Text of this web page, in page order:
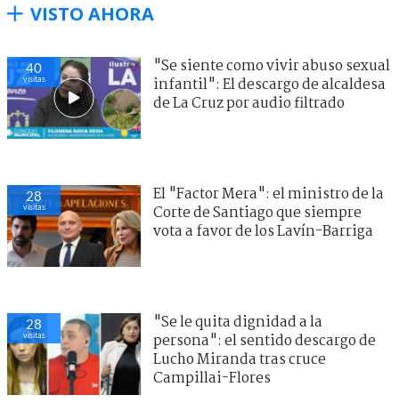
VISTO AHORA
40
visitas
"Se siente como vivir abuso sexual
infantil": El descargo de alcaldesa
de La Cruz por audio filtrado
28
visitas
El "Factor Mera": el ministro de la
Corte de Santiago que siempre
vota a favor de los Lavín-Barriga
28
visitas
"Se le quita dignidad a la
persona": el sentido descargo de
Lucho Miranda tras cruce
Campillai-Flores